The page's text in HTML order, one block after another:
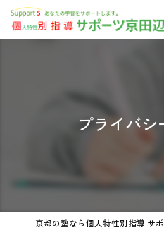
プライバ